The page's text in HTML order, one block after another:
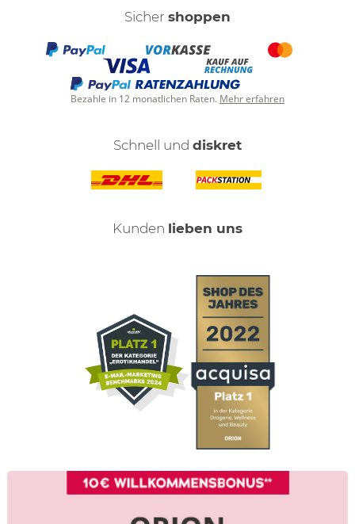
Sicher shoppen
Bezahle in 12 monatlichen Raten. Mehr erfahren
Schnell und diskret
Kunden lieben uns